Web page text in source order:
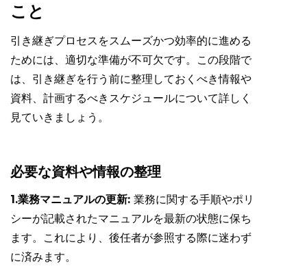
こと
引き継ぎプロセスをスムーズかつ効率的に進める
ためには、適切な準備が不可欠です。この段階で
は、引き継ぎを行う前に整理しておくべき情報や
資料、計画するべきスケジュールについて詳しく
見ていきましょう。
必要な資料や情報の整理
1.業務マニュアルの更新: 業務に関する手順やポリ
シーが記載されたマニュアルを最新の状態に保ち
ます。これにより、後任者が参照する際に迷わず
に済みます。